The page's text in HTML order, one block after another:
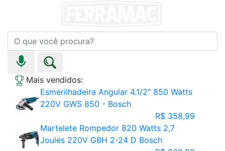
Mais vendidos:
Esmerilhadeira Angular 4.1/2" 850 Watts
220V GWS 850 - Bosch
R$ 358,99
Martelete Rompedor 820 Watts 2,7
Joules 220V GBH 2-24 D Bosch